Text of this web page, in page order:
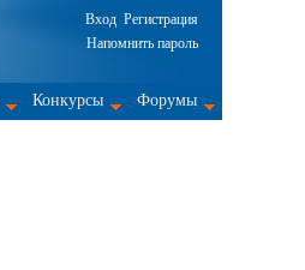
Вход Регистрация
Напомнить пароль
Конкурсы Форумы